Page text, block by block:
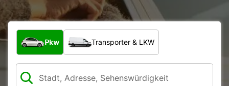
Welche Art von Fahrzeug?
Pkw Transporter & LKW